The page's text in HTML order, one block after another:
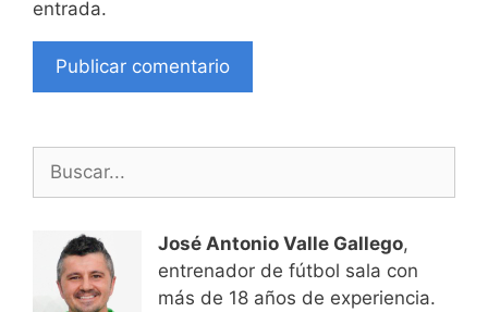
entrada.
José Antonio Valle Gallego,
entrenador de fútbol sala con
más de 18 años de experiencia.